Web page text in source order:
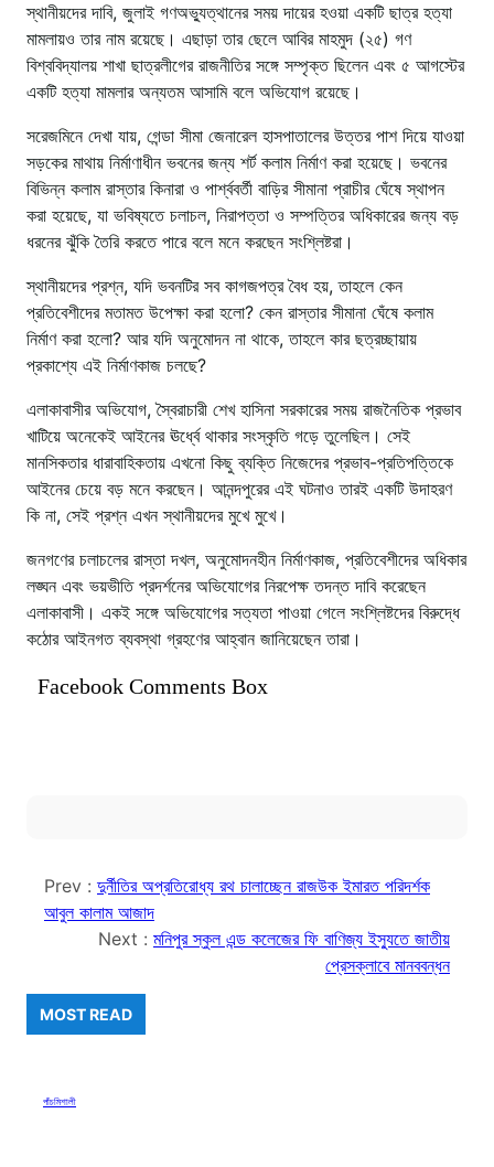
স্থানীয়দের দাবি, জুলাই গণঅভ্যুত্থানের সময় দায়ের হওয়া একটি ছাত্র হত্যা
মামলায়ও তার নাম রয়েছে। এছাড়া তার ছেলে আবির মাহমুদ (২৫) গণ
বিশ্ববিদ্যালয় শাখা ছাত্রলীগের রাজনীতির সঙ্গে সম্পৃক্ত ছিলেন এবং ৫ আগস্টের
একটি হত্যা মামলার অন্যতম আসামি বলে অভিযোগ রয়েছে।
সরেজমিনে দেখা যায়, গেন্ডা সীমা জেনারেল হাসপাতালের উত্তর পাশ দিয়ে যাওয়া
সড়কের মাথায় নির্মাণাধীন ভবনের জন্য শর্ট কলাম নির্মাণ করা হয়েছে। ভবনের
বিভিন্ন কলাম রাস্তার কিনারা ও পার্শ্ববর্তী বাড়ির সীমানা প্রাচীর ঘেঁষে স্থাপন
করা হয়েছে, যা ভবিষ্যতে চলাচল, নিরাপত্তা ও সম্পত্তির অধিকারের জন্য বড়
ধরনের ঝুঁকি তৈরি করতে পারে বলে মনে করছেন সংশ্লিষ্টরা।
স্থানীয়দের প্রশ্ন, যদি ভবনটির সব কাগজপত্র বৈধ হয়, তাহলে কেন
প্রতিবেশীদের মতামত উপেক্ষা করা হলো? কেন রাস্তার সীমানা ঘেঁষে কলাম
নির্মাণ করা হলো? আর যদি অনুমোদন না থাকে, তাহলে কার ছত্রচ্ছায়ায়
প্রকাশ্যে এই নির্মাণকাজ চলছে?
এলাকাবাসীর অভিযোগ, স্বৈরাচারী শেখ হাসিনা সরকারের সময় রাজনৈতিক প্রভাব
খাটিয়ে অনেকেই আইনের ঊর্ধ্বে থাকার সংস্কৃতি গড়ে তুলেছিল। সেই
মানসিকতার ধারাবাহিকতায় এখনো কিছু ব্যক্তি নিজেদের প্রভাব-প্রতিপত্তিকে
আইনের চেয়ে বড় মনে করছেন। আনন্দপুরের এই ঘটনাও তারই একটি উদাহরণ
কি না, সেই প্রশ্ন এখন স্থানীয়দের মুখে মুখে।
জনগণের চলাচলের রাস্তা দখল, অনুমোদনহীন নির্মাণকাজ, প্রতিবেশীদের অধিকার
লঙ্ঘন এবং ভয়ভীতি প্রদর্শনের অভিযোগের নিরপেক্ষ তদন্ত দাবি করেছেন
এলাকাবাসী। একই সঙ্গে অভিযোগের সত্যতা পাওয়া গেলে সংশ্লিষ্টদের বিরুদ্ধে
কঠোর আইনগত ব্যবস্থা গ্রহণের আহ্বান জানিয়েছেন তারা।
Facebook Comments Box
Prev : দুর্নীতির অপ্রতিরোধ্য রথ চালাচ্ছেন রাজউক ইমারত পরিদর্শক
আবুল কালাম আজাদ
Next : মনিপুর স্কুল এন্ড কলেজের ফি বাণিজ্য ইস্যুতে জাতীয়
প্রেসক্লাবে মানববন্ধন
MOST READ
পাঁচমিশালী